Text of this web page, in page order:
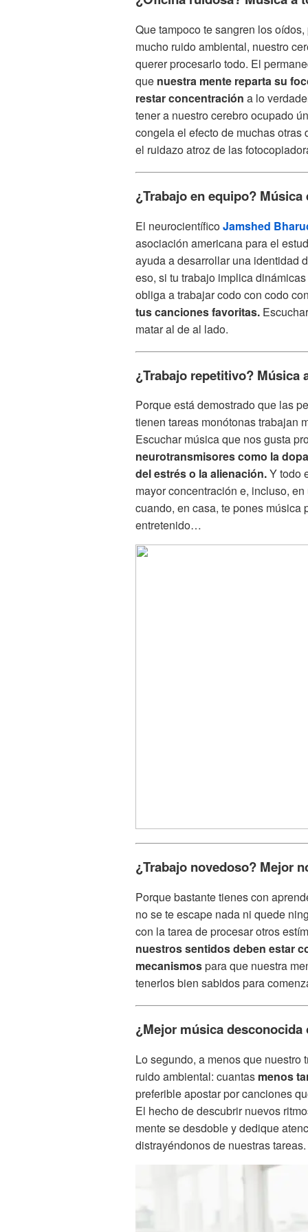
Que tampoco te sangren los
mucho ruido ambiental, nuestro
querer procesarlo todo. El
que nuestra mente reparta su
restar concentración a lo
tener a nuestro cerebro ocupado
congela el efecto de muchas
el ruidazo atroz de las
¿Trabajo en equipo? Música
El neurocientíficoJamshed
asociación americana para el
ayuda a desarrollar una identidad
eso, si tu trabajo implica
obliga a trabajar codo con codo
tus canciones favoritas.
matar al de al lado.
¿Trabajo repetitivo? Música
Porque está demostrado que las
tienen tareas monótonas trabajan
Escuchar música que nos gusta
neurotransmisores como la
del estrés o la alienación.Y todo
mayor concentración e, incluso,
cuando, en casa, te pones música
entretenido…
¿Trabajo novedoso? Mejor
Porque bastante tienes con
no se te escape nada ni quede
con la tarea de procesar otros
nuestros sentidos deben estar
mecanismospara que nuestra
tenerlos bien sabidos para
¿Mejor música desconocida
Lo segundo, a menos que nuestro
ruido ambiental: cuantas menos
preferible apostar por canciones
El hecho de descubrir nuevos
mente se desdoble y dedique
distrayéndonos de nuestras tareas.